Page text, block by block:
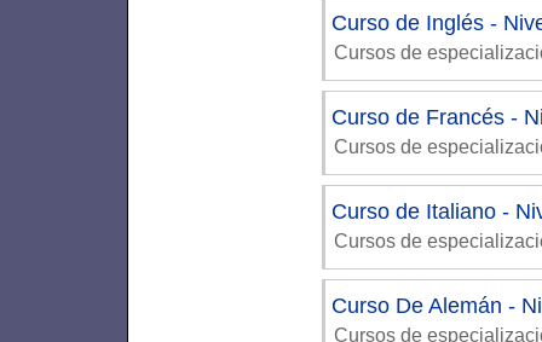
Curso de Inglés -
Cursos de
Curso de Francés -
Cursos de
Curso de Italiano -
Cursos de
Curso De Alemán -
Cursos de